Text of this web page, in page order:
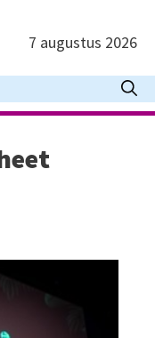
7 augustus 2026